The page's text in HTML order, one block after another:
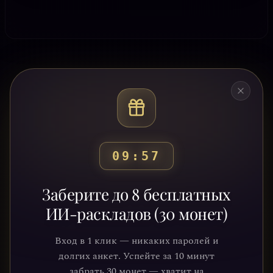
09:53
Заберите до 8 бесплатных
ИИ-раскладов (30 монет)
Вход в 1 клик — никаких паролей и
долгих анкет. Успейте за 10 минут
Готовы узнать свой
путь?
Присоединяйтесь к тысячам людей,
которые обрели ясность и понимание
через нашу платформу. Ваше